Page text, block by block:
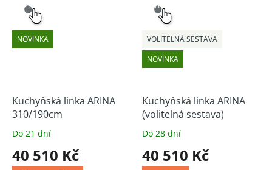
NOVINKA
VÝBĚR
Kuchyňská linka ARINA
310/190cm
Do 21 dní
40 510 Kč
NOVINKA
VOLITELNÁ SESTAVA
VÝBĚR
Kuchyňská linka ARINA
(volitelná sestava)
Do 28 dní
40 510 Kč